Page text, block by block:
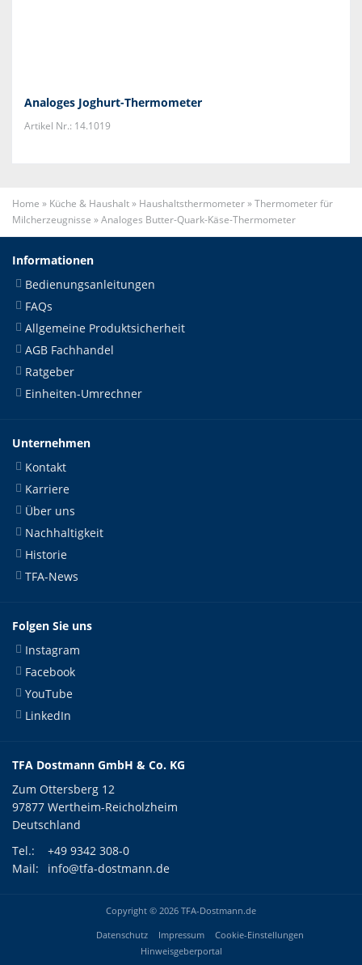
Analoges Joghurt-Thermometer
Artikel Nr.: 14.1019
Home » Küche & Haushalt» Haushaltsthermometer»Thermometer für
Milcherzeugnisse »Analoges Butter-Quark-Käse-Thermometer
Informationen
Bedienungsanleitungen
FAQs
Allgemeine Produktsicherheit
AGB Fachhandel
Ratgeber
Einheiten-Umrechner
Unternehmen
Kontakt
Karriere
Über uns
Nachhaltigkeit
Historie
TFA-News
Folgen Sie uns
Instagram
Facebook
YouTube
LinkedIn
TFA Dostmann GmbH & Co. KG
Zum Ottersberg 12
97877 Wertheim-Reicholzheim
Deutschland
Tel.:
+49 9342 308-0
Mail:
info@tfa-dostmann.de
Copyright © 2026 TFA-Dostmann.de
Datenschutz Impressum
Cookie-Einstellungen
Hinweisgeberportal